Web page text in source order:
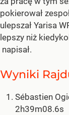
pokierował
ulepszał Yarisa
lepszy niż
napisał.
Wyniki
Sébastien
2h39m08.6s